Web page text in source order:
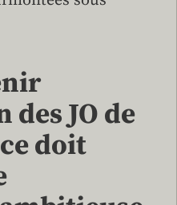
des JO de
doit